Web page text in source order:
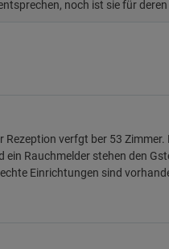
noch ist sie für
verfgt ber 53
ein Rauchmelder stehen den
Einrichtungen sind